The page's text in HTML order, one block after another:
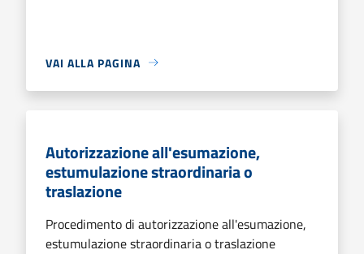
VAI ALLA PAGINA
Autorizzazione all'esumazione,
estumulazione straordinaria o
traslazione
Procedimento di autorizzazione all'esumazione,
estumulazione straordinaria o traslazione